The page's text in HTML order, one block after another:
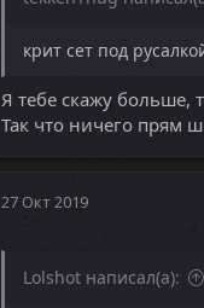
крит сет под
Я тебе скажу больше,
Так что ничего прям
27 Окт 2019
Lolshot написал(а):